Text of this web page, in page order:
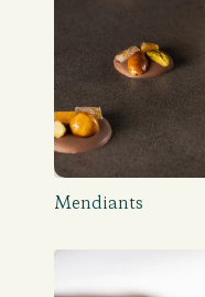
Mendiants